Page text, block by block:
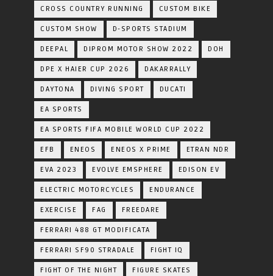
CROSS COUNTRY RUNNING CUSTOM BIKE
CUSTOM SHOW D-SPORTS STADIUM
DEEPAL DIPROM MOTOR SHOW 2022 DOH
DPE X HAIER CUP 2026 DAKARRALLY
DAYTONA DIVING SPORT DUCATI
EA SPORTS
EA SPORTS FIFA MOBILE WORLD CUP 2022
EFB ENEOS ENEOS X PRIME ETRAN NDR
EVA 2023 EVOLVE EMSPHERE EDISON EV
ELECTRIC MOTORCYCLES ENDURANCE
EXERCISE FAG FREEDARE
FERRARI 488 GT MODIFICATA
FERRARI SF90 STRADALE FIGHT IQ
FIGHT OF THE NIGHT FIGURE SKATES